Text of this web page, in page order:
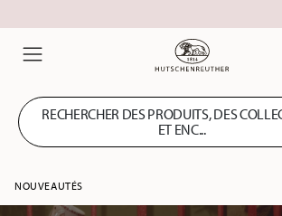
SOLDES D'ÉTÉ ! Profitez de
RECHERCHER DES PRODUITS, DES
ET ENC...
NOUVEAUTÉS